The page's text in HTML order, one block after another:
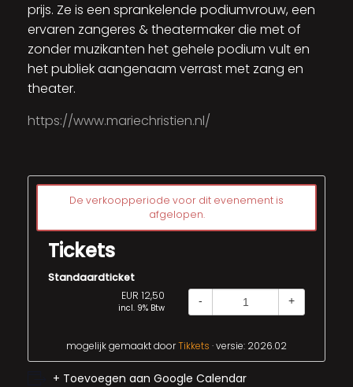
prijs. Ze is een sprankelende podiumvrouw, een
ervaren zangeres & theatermaker die met of
zonder muzikanten het gehele podium vult en
het publiek aangenaam verrast met zang en
theater.
https://www.mariechristien.nl/
De verkoopperiode voor dit evenement is
afgelopen.
Tickets
Standaardticket
EUR 12,50
incl. 9% Btw
- +
mogelijk gemaakt doorTikkets · versie: 2026.02
+ Toevoegen aan Google Calendar